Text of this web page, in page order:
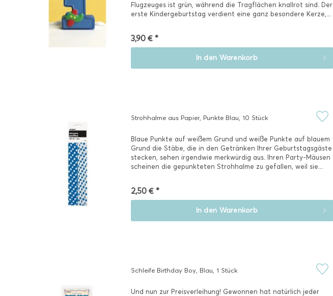
Flugzeuges ist grün, während die Tragflächen knallrot sind. Der
erste Kindergeburtstag verdient eine ganz besondere Kerze,...
3,90 € *
In den Warenkorb
Strohhalme aus Papier, Punkte Blau, 10 Stück
Blaue Punkte auf weißem Grund und weiße Punkte auf blauem
Grund die Stäbe, die in den Getränken Ihrer Geburtstagsgäste
stecken, sehen irgendwie merkwürdig aus. Ihren Party-Mäusen
scheinen die gepunkteten Strohhalme zu gefallen, weil sie...
2,50 € *
In den Warenkorb
Schleife Birthday Boy, Blau, 1 Stück
Und nun zur Preisverleihung! Gewonnen hat natürlich jeder